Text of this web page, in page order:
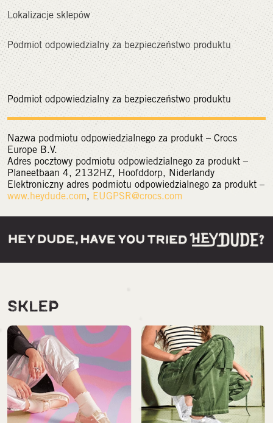
Lokalizacje sklepów
Podmiot odpowiedzialny za bezpieczeństwo produktu
Podmiot odpowiedzialny za bezpieczeństwo produktu
Nazwa podmiotu odpowiedzialnego za produkt – Crocs
Europe B.V.
Adres pocztowy podmiotu odpowiedzialnego za produkt –
Planeetbaan 4, 2132HZ, Hoofddorp, Niderlandy
Elektroniczny adres podmiotu odpowiedzialnego za produkt –
www.heydude.com, EUGPSR@crocs.com
SKLEP